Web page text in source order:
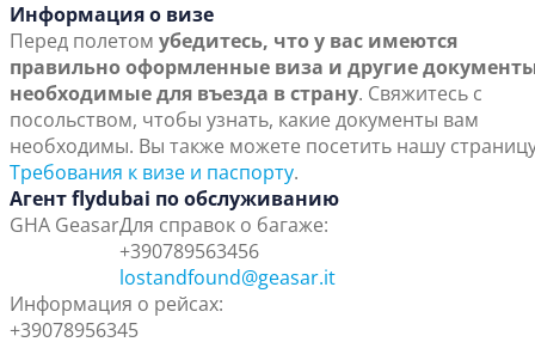
Информация о визе
Перед полетом убедитесь, что у вас имеются
правильно оформленные виза и другие
необходимые для въезда в страну. Свяжитесь с
посольством, чтобы узнать, какие документы вам
необходимы. Вы также можете посетить нашу
Требования к визе и паспорту.
Агент flydubai по обслуживанию
GHA GeasarДля справок о багаже:
+390789563456
lostandfound@geasar.it
Информация о рейсах:
+39078956345